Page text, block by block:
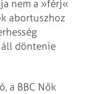
nem a »férj«
abortuszhoz
áll döntenie
a BBC Nők